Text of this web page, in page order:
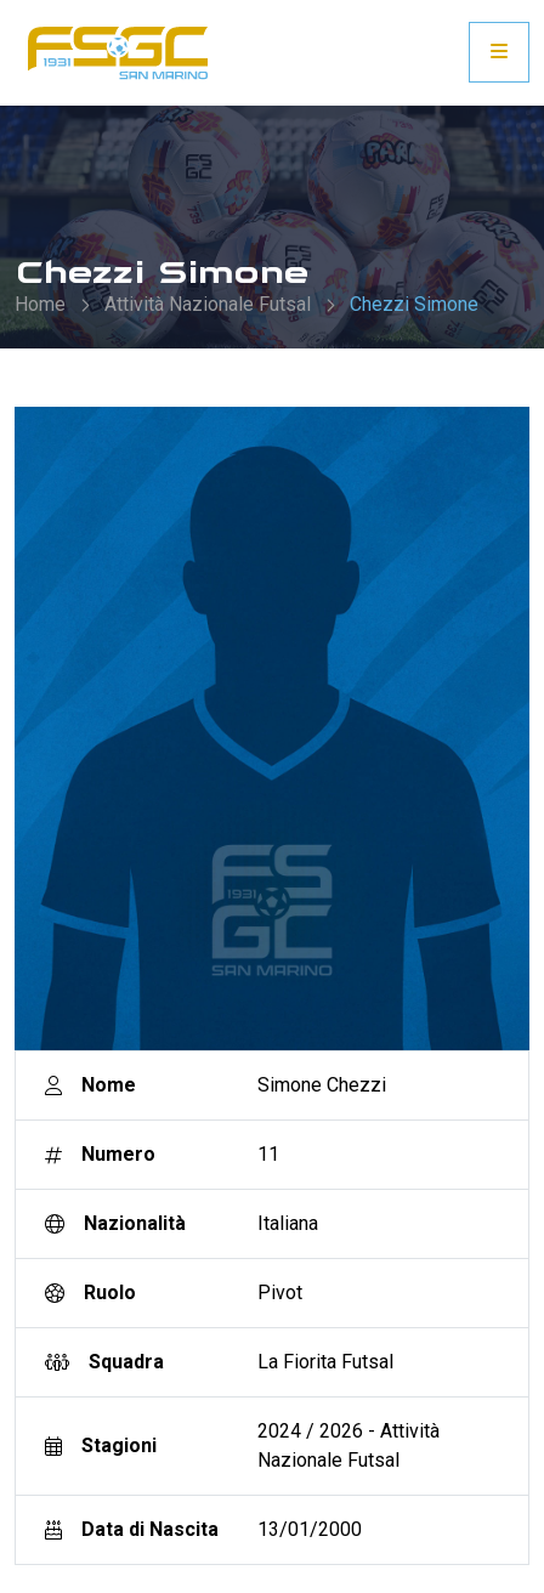
Chezzi Simone
Home Attività Nazionale Futsal Chezzi Simone
Nome Simone Chezzi
Numero 11
Nazionalità Italiana
Ruolo Pivot
Squadra La Fiorita Futsal
Stagioni
2024 / 2026 - Attività
Nazionale Futsal
Data di Nascita 13/01/2000